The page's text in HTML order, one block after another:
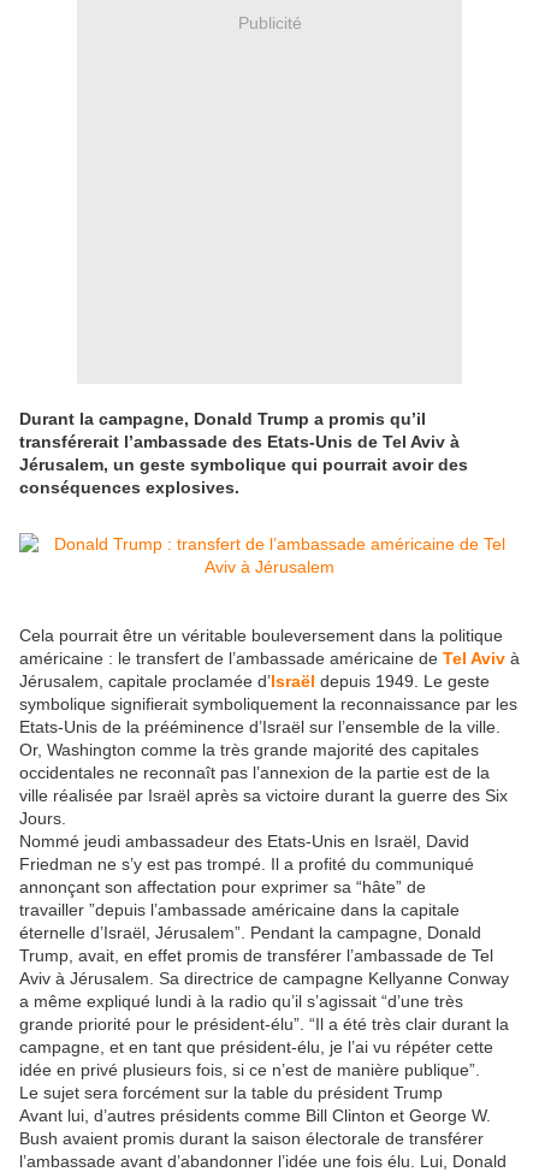
Publicité
Durant la campagne, Donald Trump a promis qu’il
transférerait l’ambassade des Etats-Unis de Tel Aviv à
Jérusalem, un geste symbolique qui pourrait avoir des
conséquences explosives.
Cela pourrait être un véritable bouleversement dans la politique
américaine : le transfert de l’ambassade américaine de Tel Aviv à
Jérusalem, capitale proclamée d’Israël depuis 1949. Le geste
symbolique signifierait symboliquement la reconnaissance par les
Etats-Unis de la prééminence d’Israël sur l’ensemble de la ville.
Or, Washington comme la très grande majorité des capitales
occidentales ne reconnaît pas l’annexion de la partie est de la
ville réalisée par Israël après sa victoire durant la guerre des Six
Jours.
Nommé jeudi ambassadeur des Etats-Unis en Israël, David
Friedman ne s’y est pas trompé. Il a profité du communiqué
annonçant son affectation pour exprimer sa “hâte” de
travailler ”depuis l’ambassade américaine dans la capitale
éternelle d’Israël, Jérusalem”. Pendant la campagne, Donald
Trump, avait, en effet promis de transférer l’ambassade de Tel
Aviv à Jérusalem. Sa directrice de campagne Kellyanne Conway
a même expliqué lundi à la radio qu’il s’agissait “d’une très
grande priorité pour le président-élu”. “Il a été très clair durant la
campagne, et en tant que président-élu, je l’ai vu répéter cette
idée en privé plusieurs fois, si ce n’est de manière publique”.
Le sujet sera forcément sur la table du président Trump
Avant lui, d’autres présidents comme Bill Clinton et George W.
Bush avaient promis durant la saison électorale de transférer
l’ambassade avant d’abandonner l’idée une fois élu. Lui, Donald